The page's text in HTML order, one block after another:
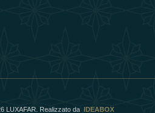
LUXAFAR. Realizzato da IDEABOX